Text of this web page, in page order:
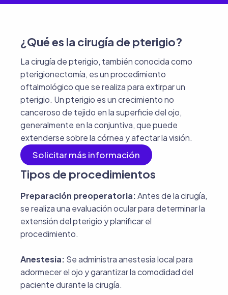
¿Qué es la cirugía de pterigio?
La cirugía de pterigio, también conocida como
pterigionectomía, es un procedimiento
oftalmológico que se realiza para extirpar un
pterigio. Un pterigio es un crecimiento no
canceroso de tejido en la superficie del ojo,
generalmente en la conjuntiva, que puede
extenderse sobre la córnea y afectar la visión.
Solicitar más información
Tipos de procedimientos
Preparación preoperatoria:Antes de la cirugía,
se realiza una evaluación ocular para determinar la
extensión del pterigio y planificar el
procedimiento.
Anestesia: Se administra anestesia local para
adormecer el ojo y garantizar la comodidad del
paciente durante la cirugía.